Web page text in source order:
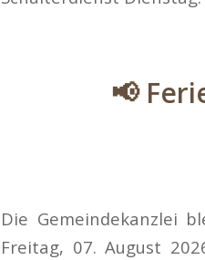
📢
Die Gemeindekanzlei
Freitag, 07. August